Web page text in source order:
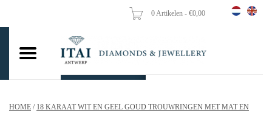
0 Artikelen - €0,00
Trouwringen
HOME / 18 KARAAT WIT EN GEEL GOUD TROUWRINGEN MET MAT EN